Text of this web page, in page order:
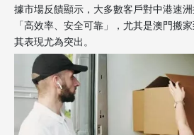
據市場反饋顯示，大多數客戶對中港速
「高效率、安全可靠」，尤其是澳門搬
其表現尤為突出。